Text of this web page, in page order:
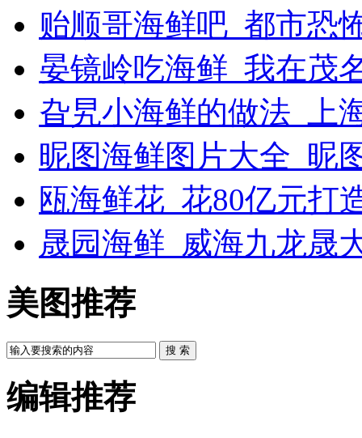
贻顺哥海鲜吧_都市恐
晏镜岭吃海鲜_我在茂
旮旯小海鲜的做法_上
昵图海鲜图片大全_昵
瓯海鲜花_花80亿元打
晟园海鲜_威海九龙晟
美图推荐
搜 索
编辑推荐